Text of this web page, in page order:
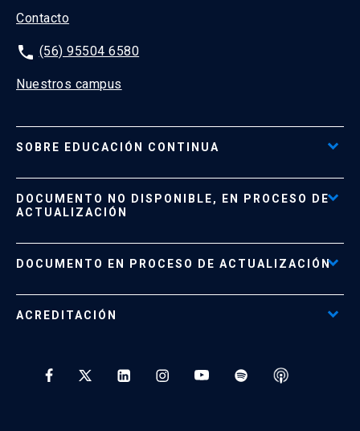
Contacto
phone (56) 95504 6580
Nuestros campus
SOBRE EDUCACIÓN CONTINUA
Formas de Pago
Políticas de Retiro, Devolución e Información Importante
DOCUMENTO NO DISPONIBLE, EN PROCESO DE
ACTUALIZACIÓN
Documento No Disponible file_download
DOCUMENTO EN PROCESO DE ACTUALIZACIÓN
ACREDITACIÓN